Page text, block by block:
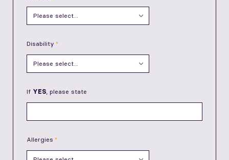
Disability
If YES, please state
Allergies